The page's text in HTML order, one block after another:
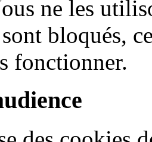
ne les
bloqués,
fonctionner.